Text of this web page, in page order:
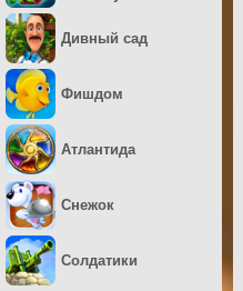
Дивный сад
Фишдом
Атлантида
Снежок
Солдатики